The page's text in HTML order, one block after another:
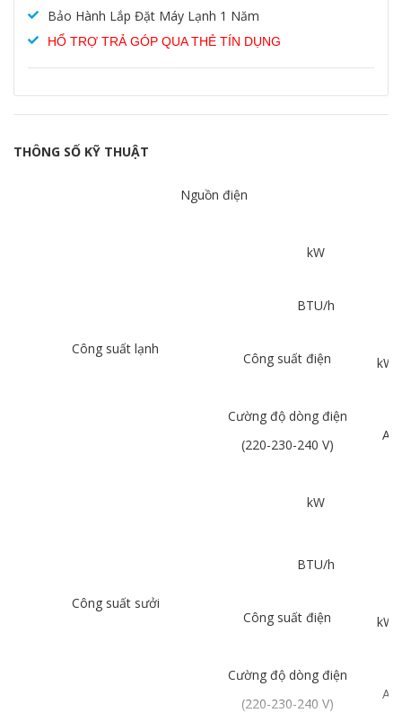
Bảo Hành Lắp Đặt Máy Lạnh 1 Năm
HỔ TRỢ TRẢ GÓP QUA THẺ TÍN DỤNG
THÔNG SỐ KỸ THUẬT
Nguồn điện
Công suất lạnh
kW
BTU/h
Công suất điện kW
Cường độ dòng điện
(220-230-240 V)
A
Công suất sưởi
kW
BTU/h
Công suất điện kW
Cường độ dòng điện
(220-230-240 V)
A